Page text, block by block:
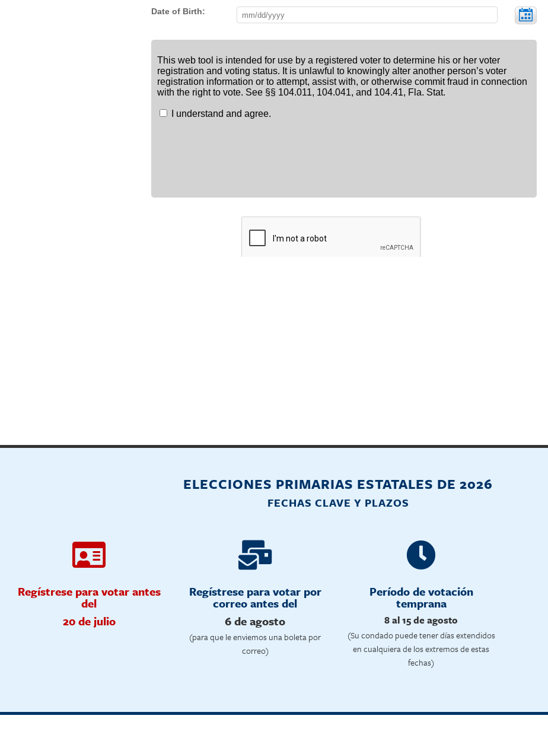
ELECCIONES PRIMARIAS ESTATALES DE 2026
FECHAS CLAVE Y PLAZOS
Regístrese para votar antes
del
20 de julio
Regístrese para votar por
correo antes del
6 de agosto
(para que le enviemos una boleta por
correo)
Período de votación
temprana
8 al 15 de agosto
(Su condado puede tener días extendidos
en cualquiera de los extremos de estas
fechas)